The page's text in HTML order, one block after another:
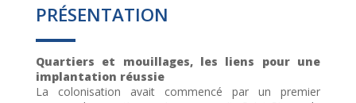
PRÉSENTATION
Quartiers et mouillages, les liens pour une
implantation réussie
La colonisation avait commencé par un premier